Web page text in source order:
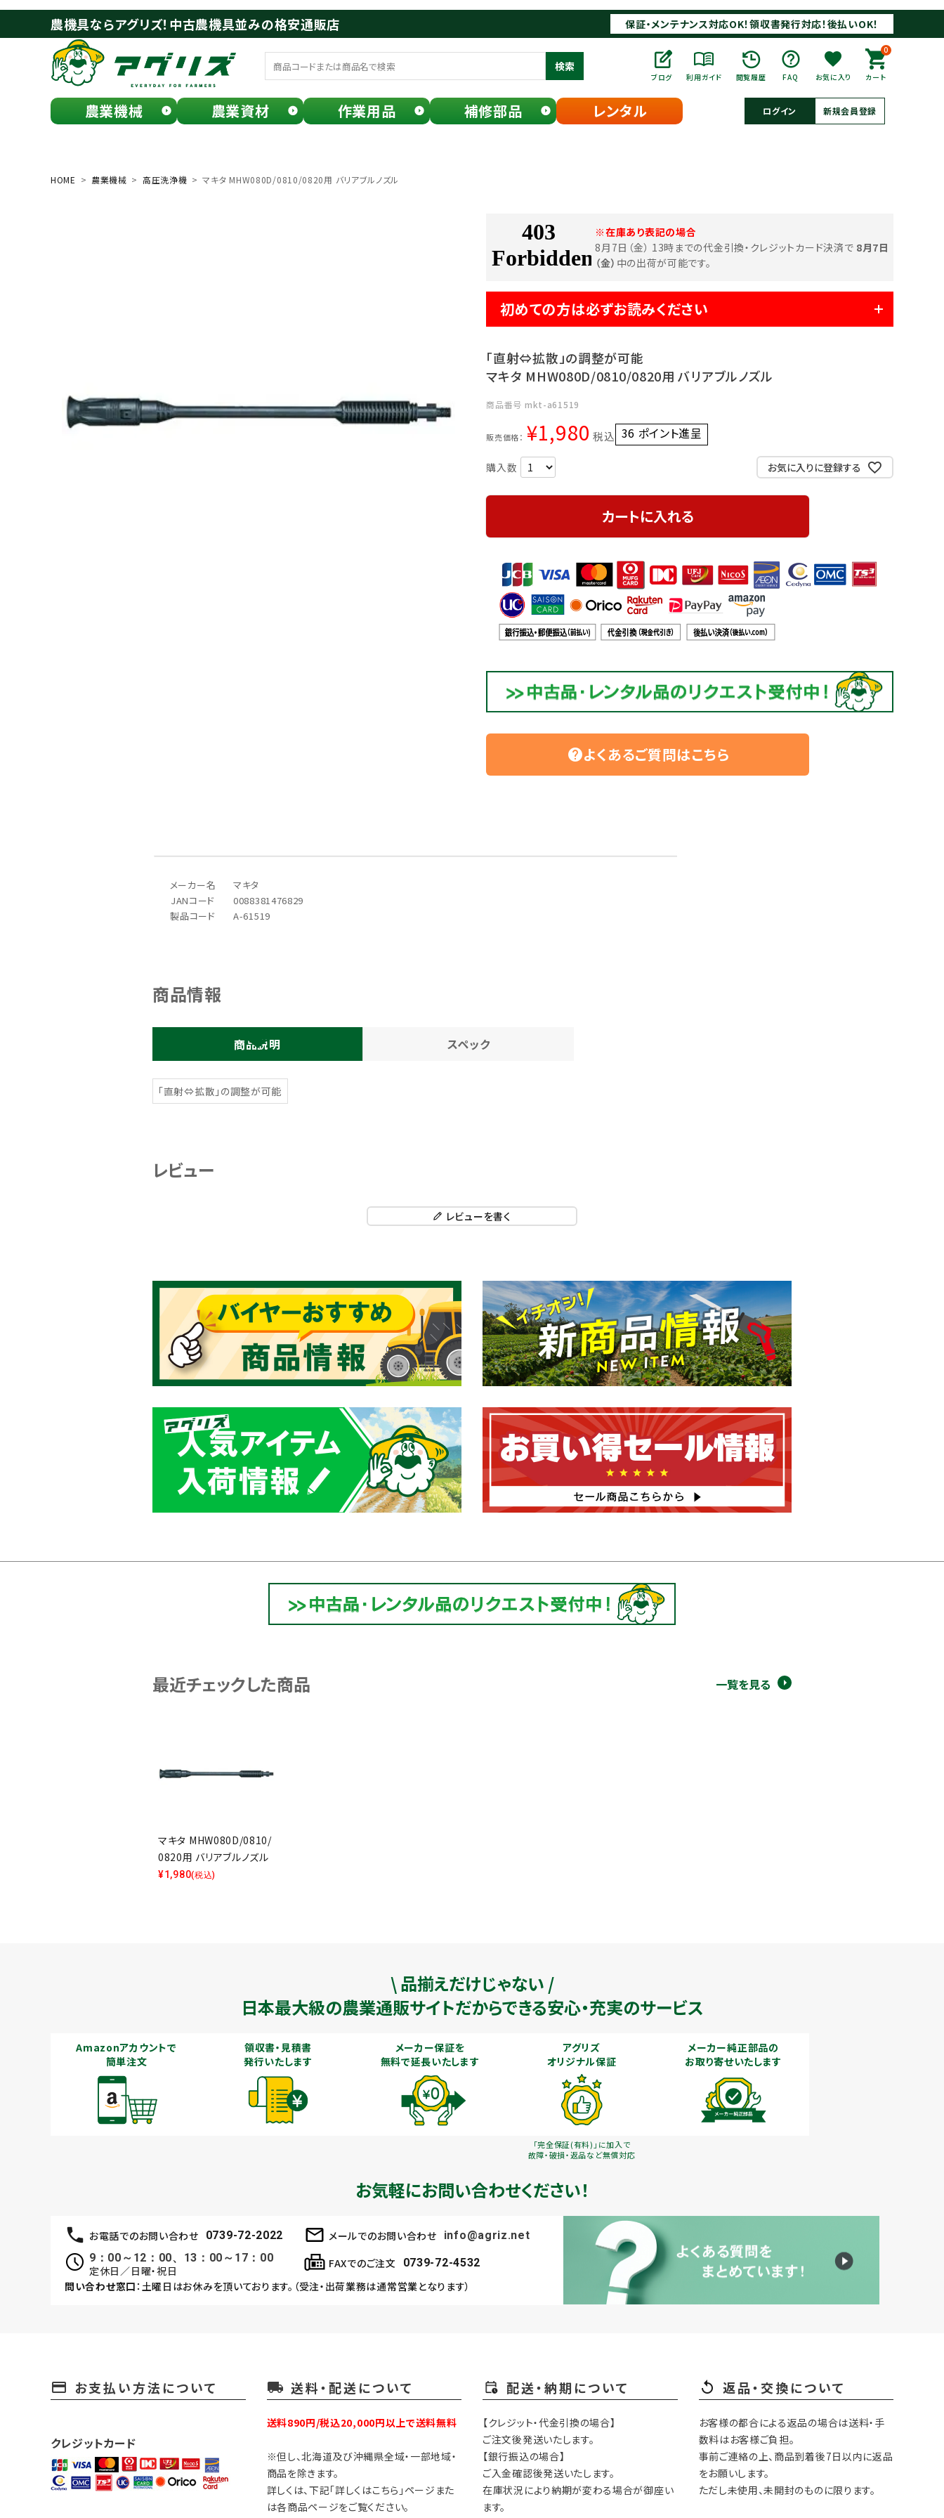
農機具ならアグリズ！中古農機具並みの格安通販店 保証・メンテナンス対応OK！領収書発行対応！後払いOK！
検索
ブログ 利用ガイド 閲覧履歴 FAQ お気に入り
0
カート
農業機械 農業資材 作業用品 補修部品 レンタル ログイン 新規会員登録
search
HOME 農業機械 高圧洗浄機 マキタ MHW080D/0810/0820用 バリアブルノズル
※在庫あり表記の場合
8月7日（金） 13時までの代金引換・クレジットカード決済で 8月7日
（金） 中の出荷が可能です。
初めての方は必ずお読みください
「直射⇔拡散」の調整が可能
マキタ MHW080D/0810/0820用 バリアブルノズル
商品番号 mkt-a61519
販売価格： ¥1,980 税込 36 ポイント進呈 ]
お気に入りに登録する
カートに入れる
helpよくあるご質問はこちら
メーカー名
マキタ
JANコード
0088381476829
製品コード
A-61519
商品情報
商品説明 スペック
「直射⇔拡散」の調整が可能
レビュー
レビューを書く
最近チェックした商品 一覧を見る
マキタ MHW080D/0810/
0820用 バリアブルノズル
¥1,980(税込)
\ 品揃えだけじゃない /
日本最大級の農業通販サイトだからできる安心・充実のサービス
Amazonアカウントで
簡単注文
領収書・見積書
発行いたします
メーカー保証を
無料で延長いたします
アグリズ
オリジナル保証
「完全保証(有料)」に加入で
故障・破損・返品など無償対応
メーカー純正部品の
お取り寄せいたします
お気軽にお問い合わせください！
お電話でのお問い合わせ 0739-72-2022 メールでのお問い合わせ
info@agriz.net
9：00～12：00、13：00～17：00
定休日／日曜・祝日
FAXでのご注文 0739-72-4532
問い合わせ窓口 ：土曜日はお休みを頂いております。（受注・出荷業務は通常営業となります）
payment お支払い方法について
クレジットカード
local_shipping 送料・配送について
送料890円/税込20,000円以上で送料無料
※但し、北海道及び沖縄県全域・一部地域・
商品を除きます。
詳しくは、下記「詳しくはこちら」ページまた
は各商品ページをご覧ください。
配送・納期について
【クレジット・代金引換の場合】
ご注文後発送いたします。
【銀行振込の場合】
ご入金確認後発送いたします。
在庫状況により納期が変わる場合が御座い
ます。
返品・交換について
お客様の都合による返品の場合は送料・手
数料はお客様ご負担。
事前ご連絡の上、商品到着後7日以内に返品
をお願いします。
ただし未使用、未開封のものに限ります。